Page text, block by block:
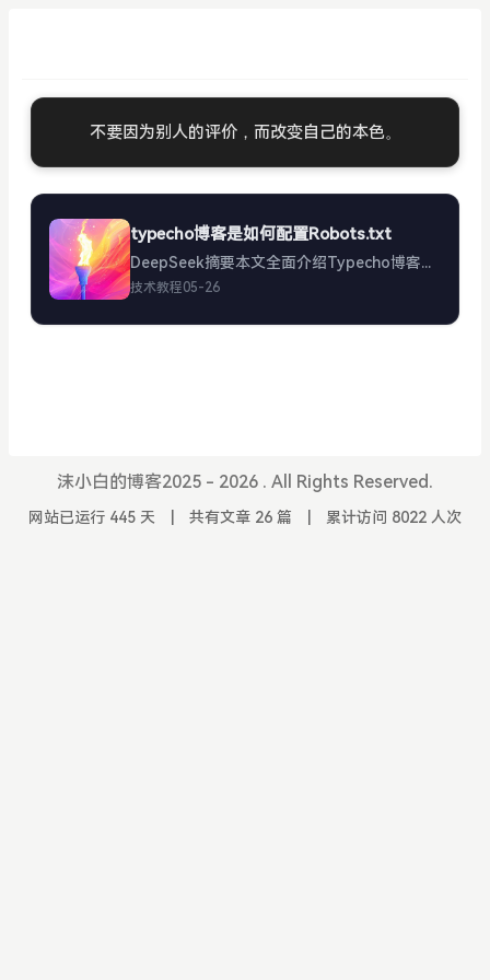
不要因为别人的评价，而改变自己的本色。
typecho博客是如何配置Robots.txt
DeepSeek摘要本文全面介绍Typecho博客配置robots.txt的方法，包括文件创建位置、基础配置示例、高级优化技巧及常见问题解决方案。详细讲解如何通过robots.txt控制搜索引擎爬虫访...
技术教程05-26
沫小白的博客2025 - 2026 . All Rights Reserved.
网站已运行 445 天 共有文章 26 篇 累计访问 8022 人次